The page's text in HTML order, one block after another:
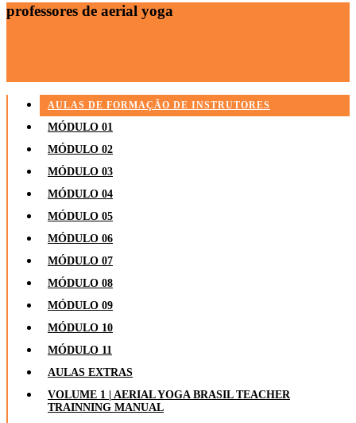
professores de aerial yoga
AULAS DE FORMAÇÃO DE INSTRUTORES
MÓDULO 01
MÓDULO 02
MÓDULO 03
MÓDULO 04
MÓDULO 05
MÓDULO 06
MÓDULO 07
MÓDULO 08
MÓDULO 09
MÓDULO 10
MÓDULO 11
AULAS EXTRAS
VOLUME 1 | AERIAL YOGA BRASIL TEACHER
TRAINNING MANUAL